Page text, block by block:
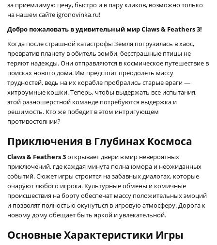
за приемлимую цену, быстро и в пару кликов, возможно только
на нашем сайте igronovinka.ru!
Добро пожаловать в удивительный мир Claws & Feathers 3!
Когда после страшной катастрофы Земля погрузилась в хаос,
превратив планету в обитель зомби, бесстрашные птицы не
теряют надежды. Они отправляются в космическое путешествие в
поисках нового дома. Им предстоит преодолеть массу
трудностей, ведь на их корабле пробрались старые враги —
хитроумные кошки. Теперь, чтобы выдержать все испытания,
этой разношерстной команде потребуются выдержка и
решимость. Кто же победит в этом интригующем
противостоянии?
Приключения в Глубинах Космоса
Claws & Feathers 3открывает двери в мир невероятных
приключений, где каждая минута полна юмора и неожиданных
событий. Сюжет игры строится на забавных диалогах, которые
очаруют любого игрока. Культурные обмены и комичные
происшествия на борту обеспечат массу положительных эмоций
и позволят полностью окунуться в игровую атмосферу. Дорога к
новому дому обещает быть яркой и увлекательной.
Основные Характеристики Игры